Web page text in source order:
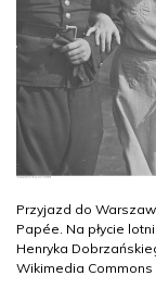
Przyjazd do
Papée. Na płycie
Henryka
Wikimedia Commons